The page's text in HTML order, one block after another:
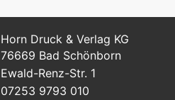
Horn Druck & Verlag KG
76669 Bad Schönborn
Ewald-Renz-Str. 1
07253 9793 010